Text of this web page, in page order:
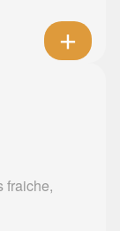
fraiche,